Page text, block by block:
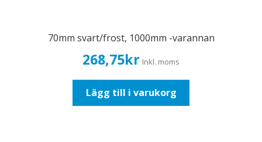
70mm svart/frost, 1000mm -varannan
268,75kr Inkl. moms
Lägg till i varukorg